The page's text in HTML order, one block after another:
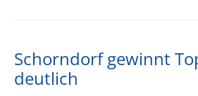
Schorndorf gewinnt
deutlich